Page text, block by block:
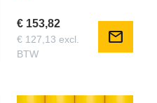
€ 153,82
€ 127,13 excl.
BTW
mail